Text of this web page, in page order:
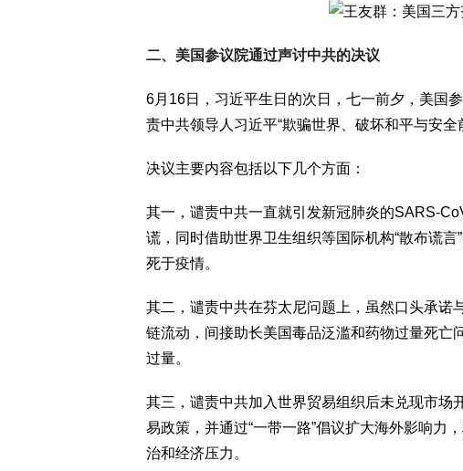
二、美国参议院通过声讨中共的决议
6月16日，习近平生日的次日，七一前夕，美国
责中共领导人习近平“欺骗世界、破坏和平与安
决议主要内容包括以下几个方面：
其一，谴责中共一直就引发新冠肺炎的SARS-
谎，同时借助世界卫生组织等国际机构“散布谎
死于疫情。
其二，谴责中共在芬太尼问题上，虽然口头承诺
链流动，间接助长美国毒品泛滥和药物过量死亡
过量。
其三，谴责中共加入世界贸易组织后未兑现市场
易政策，并通过“一带一路”倡议扩大海外影响力
治和经济压力。